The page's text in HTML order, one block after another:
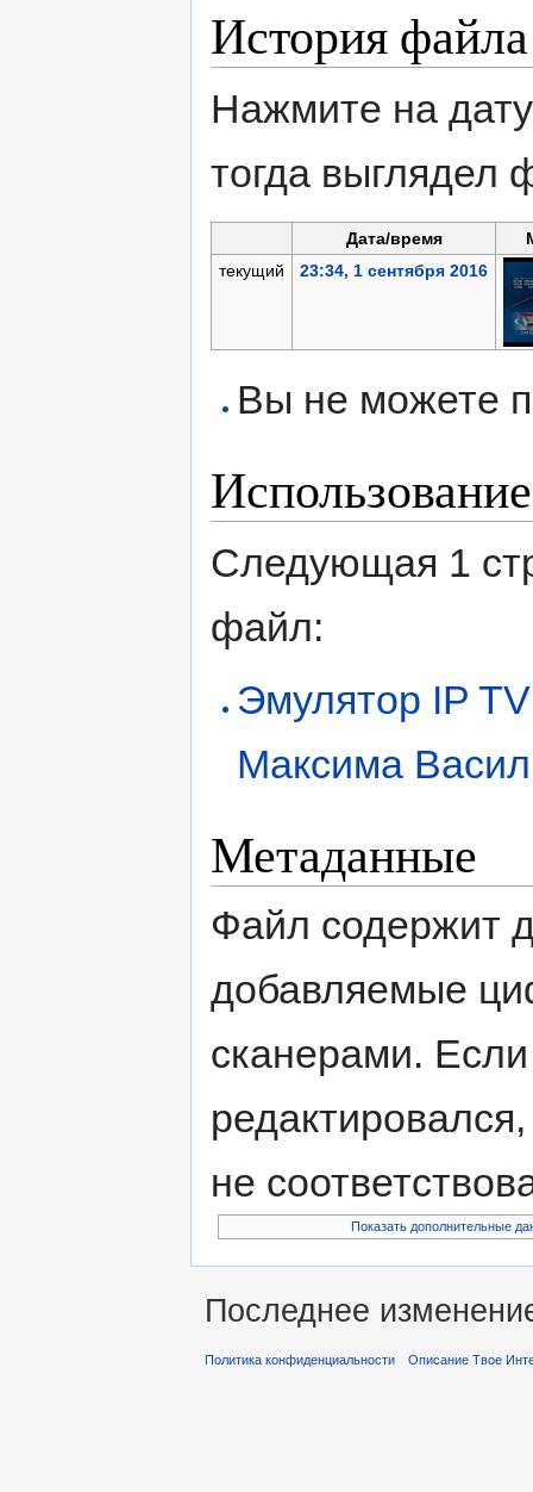
История файла
Нажмите на
тогда выглядел
Дата/время
текущий
23:34, 1 сентября 2016
Вы не можете
Следующая 1
файл:
Эмулятор IP
Максима
Метаданные
Файл содержит
добавляемые
сканерами.
не
Показать дополнительные
Последнее
Политика конфиденциальности Описание Твое